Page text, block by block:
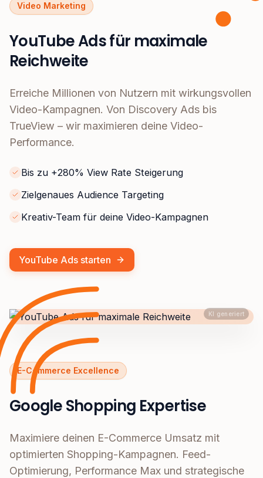
Video Marketing
YouTube Ads für maximale
Reichweite
Erreiche Millionen von Nutzern mit wirkungsvollen
Video-Kampagnen. Von Discovery Ads bis
TrueView – wir maximieren deine Video-
Performance.
Bis zu +280% View Rate Steigerung
Zielgenaues Audience Targeting
Kreativ-Team für deine Video-Kampagnen
YouTube Ads starten
KI generiert
E-Commerce Excellence
Google Shopping Expertise
Maximiere deinen E-Commerce Umsatz mit
optimierten Shopping-Kampagnen. Feed-
Optimierung, Performance Max und strategische